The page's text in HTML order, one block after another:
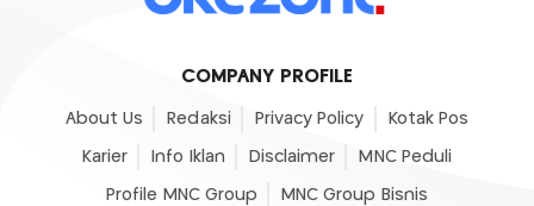
COMPANY PROFILE
About Us Redaksi Privacy Policy Kotak Pos
Karier Info Iklan Disclaimer MNC Peduli
Profile MNC Group MNC Group Bisnis